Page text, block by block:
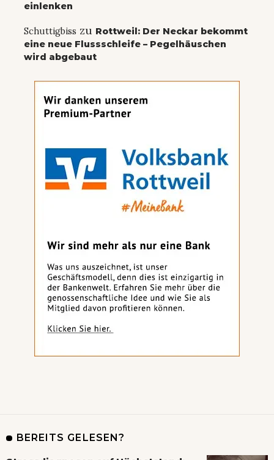
einlenken
Schuttigbiss zu Rottweil: Der Neckar bekommt
eine neue Flussschleife – Pegelhäuschen
wird abgebaut
BEREITS GELESEN?